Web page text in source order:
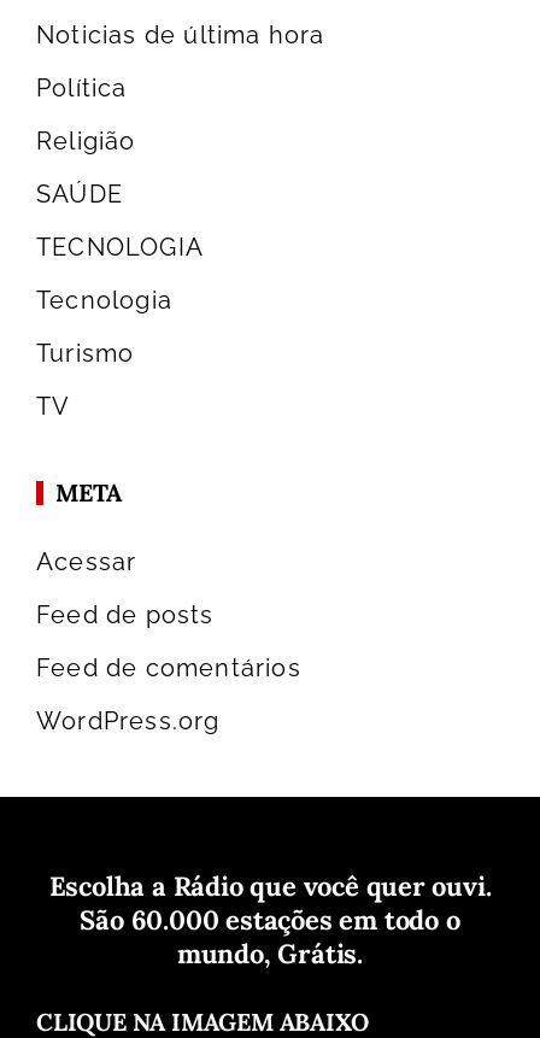
Noticias de última hora
Política
Religião
SAÚDE
TECNOLOGIA
Tecnologia
Turismo
TV
META
Acessar
Feed de posts
Feed de comentários
WordPress.org
Escolha a Rádio que você quer ouvi.
São 60.000 estações em todo o
mundo, Grátis.
CLIQUE NA IMAGEM ABAIXO